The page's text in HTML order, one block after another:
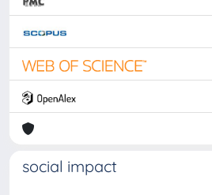
social impact